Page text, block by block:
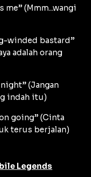
me” (Mmm...wangi
winded bastard”
adalah orang
(Jangan
indah itu)
going” (Cinta
terus berjalan)
Legends